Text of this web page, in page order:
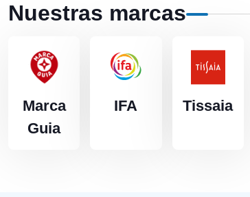
Nuestras marcas
Marca
Guia
IFA Tissaia